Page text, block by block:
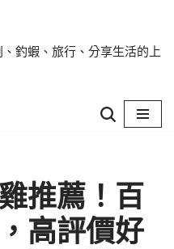
釣蝦、旅行、分享生活的上
推薦！百
高評價好